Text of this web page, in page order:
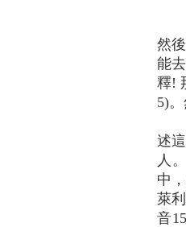
然
能
釋!
5)
述
人
中
萊
音